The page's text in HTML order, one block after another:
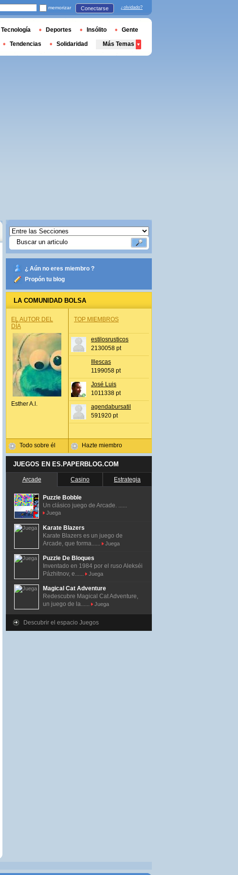
¿ Aún no eres miembro ?
Propón tu blog
LA COMUNIDAD BOLSA
EL AUTOR DEL
DÍA
Esther A.l.
Todo sobre él
TOP MIEMBROS
estilosrusticos
2130058 pt
Illescas
1199058 pt
José Luis
1011338 pt
agendabursatil
591920 pt
Hazte miembro
JUEGOS EN ES.PAPERBLOG.COM
Arcade Casino Estrategia
Puzzle Bobble
Un clásico juego de Arcade. ......
Juega
Karate Blazers
Karate Blazers es un juego de
Arcade, que forma......
Juega
Puzzle De Bloques
Inventado en 1984 por el ruso Alekséi
Pázhitnov, e......
Juega
Magical Cat Adventure
Redescubre Magical Cat Adventure,
un juego de la......
Juega
Descubrir el espacio Juegos
memorizar Conectarse ¿olvidado?
Tecnología Deportes Insólito Gente
Tendencias Solidaridad Más Temas